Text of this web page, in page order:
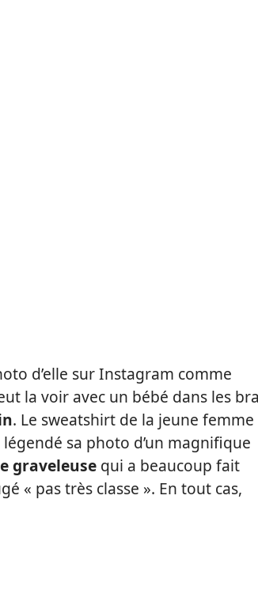
d’elle sur Instagram comme
la voir avec un bébé dans les
. Le sweatshirt de la jeune femme
sa photo d’un magnifique
graveleuse qui a beaucoup fait
« pas très classe ». En tout cas,